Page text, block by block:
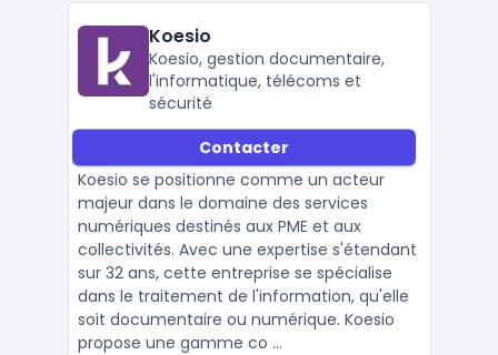
Koesio
Koesio, gestion documentaire,
l'informatique, télécoms et
sécurité
Contacter
Koesio se positionne comme un acteur
majeur dans le domaine des services
numériques destinés aux PME et aux
collectivités. Avec une expertise s'étendant
sur 32 ans, cette entreprise se spécialise
dans le traitement de l'information, qu'elle
soit documentaire ou numérique. Koesio
propose une gamme co ...